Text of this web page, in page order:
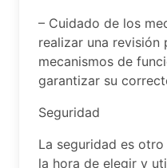
– Cuidado de los
realizar una revisión
mecanismos de
garantizar su
Seguridad
La seguridad es
la hora de elegir y